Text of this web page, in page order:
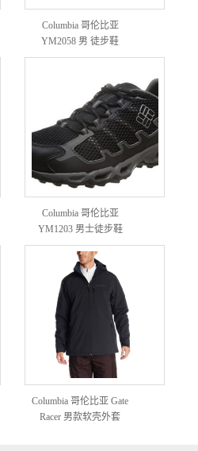
Columbia 哥伦比亚
YM2058 男 徒步鞋
Columbia 哥伦比亚
YM1203 男士徒步鞋
Columbia 哥伦比亚 Gate
Racer 男款软壳外套